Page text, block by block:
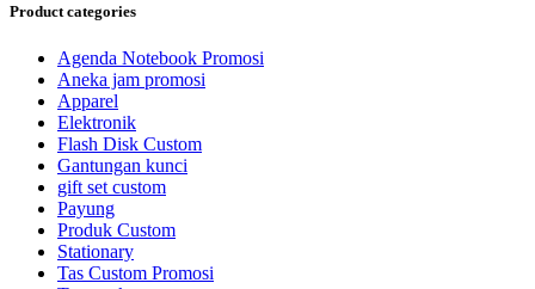
Product categories
Agenda Notebook Promosi
Aneka jam promosi
Apparel
Elektronik
Flash Disk Custom
Gantungan kunci
gift set custom
Payung
Produk Custom
Stationary
Tas Custom Promosi